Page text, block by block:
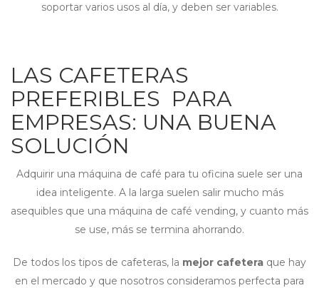
soportar varios usos al día, y deben ser variables.
LAS CAFETERAS
PREFERIBLES PARA
EMPRESAS: UNA BUENA
SOLUCIÓN
Adquirir una máquina de café para tu oficina suele ser una
idea inteligente. A la larga suelen salir mucho más
asequibles que una máquina de café vending, y cuanto más
se use, más se termina ahorrando.
De todos los tipos de cafeteras, la mejor cafetera que hay
en el mercado y que nosotros consideramos perfecta para